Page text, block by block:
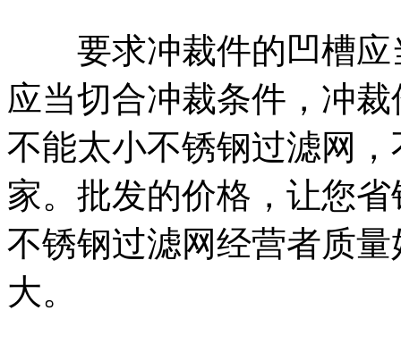
要求冲裁件的凹槽应
应当切合冲裁条件，冲
不能太小不锈钢过滤网
家。批发的价格，让您
不锈钢过滤网经营者质
大。